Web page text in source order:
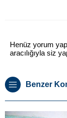
Henüz yorum
aracılığıyla siz
Benzer